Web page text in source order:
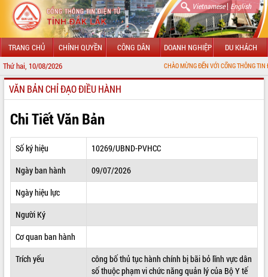
Vietnamese| English
TRANG CHỦ CHÍNH QUYỀN CÔNG DÂN DOANH NGHIỆP DU KHÁCH
Thứ hai, 10/08/2026 CHÀO MỪNG ĐẾN VỚI CỔNG THÔNG TIN ĐIỆN TỬ
GIỚI THIỆU
LÃNH ĐẠO UBND TỈNH
TIN TỨC SỰ KIỆN
SỞ, BAN, NGÀNH
THÔNG TIN CHỈ ĐẠO ĐIỀU HÀNH
HỆ THỐNG VĂN BẢN
VĂN BẢN HĐND TỈNH
VĂN BẢN CHỈ ĐẠO ĐIỀU HÀNH
Chi Tiết Văn Bản
Số ký hiệu
10269/UBND-PVHCC
Ngày ban hành
09/07/2026
Ngày hiệu lực
Người Ký
Cơ quan ban hành
Trích yếu
công bố thủ tục hành chính bị bãi bỏ lĩnh vực dân
số thuộc phạm vi chức năng quản lý của Bộ Y tế